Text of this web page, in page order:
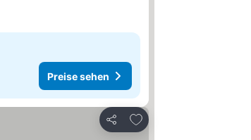
Preise sehen
Teilen
Zu Favoriten hinzufügen